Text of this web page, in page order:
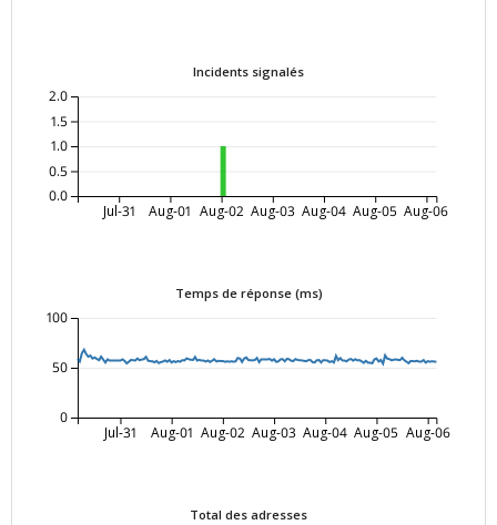
Incidents signalés
Jul-31 Aug-01 Aug-02 Aug-03 Aug-04 Aug-05 Aug-06
0.0
0.5
1.0
1.5
2.0
Temps de réponse (ms)
Jul-31 Aug-01 Aug-02 Aug-03 Aug-04 Aug-05 Aug-06
0
50
100
Total des adresses